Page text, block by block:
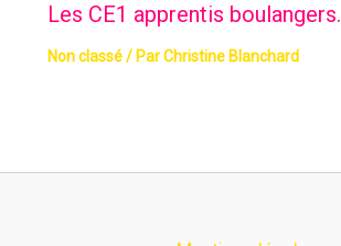
Les CE1 apprentis boulangers.
Non classé/ ParChristine Blanchard